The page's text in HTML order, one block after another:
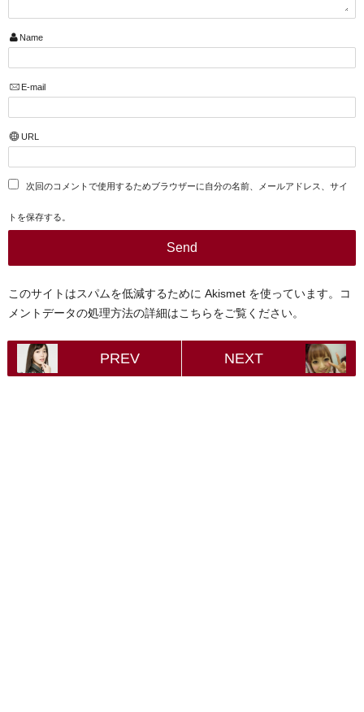
Name
E-mail
URL
次回のコメントで使用するためブラウザーに自分の名前、メールアドレス、サイ
トを保存する。
このサイトはスパムを低減するために Akismet を使っています。
コ
メントデータの処理方法の詳細はこちらをご覧ください。
PREV NEXT